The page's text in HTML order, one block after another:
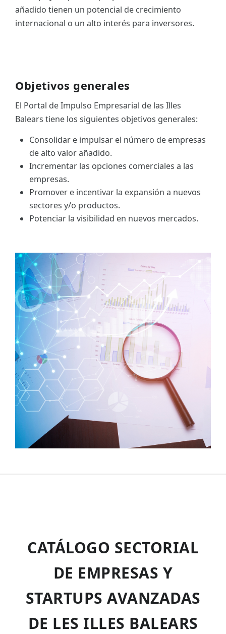
añadido tienen un potencial de crecimiento
internacional o un alto interés para inversores.
Objetivos generales
El Portal de Impulso Empresarial de las Illes
Balears tiene los siguientes objetivos generales:
Consolidar e impulsar el número de empresas
de alto valor añadido.
Incrementar las opciones comerciales a las
empresas.
Promover e incentivar la expansión a nuevos
sectores y/o productos.
Potenciar la visibilidad en nuevos mercados.
CATÁLOGO SECTORIAL
DE EMPRESAS Y
STARTUPS AVANZADAS
DE LES ILLES BALEARS